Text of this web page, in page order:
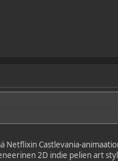
Castlevania-
2D indie pelien art